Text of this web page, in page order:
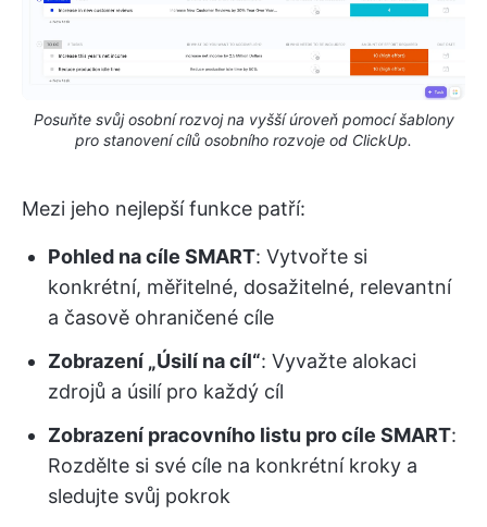
Posuňte svůj osobní rozvoj na vyšší úroveň pomocí šablony
pro stanovení cílů osobního rozvoje od ClickUp.
Mezi jeho nejlepší funkce patří:
Pohled na cíle SMART: Vytvořte si
konkrétní, měřitelné, dosažitelné, relevantní
a časově ohraničené cíle
Zobrazení „Úsilí na cíl“: Vyvažte alokaci
zdrojů a úsilí pro každý cíl
Zobrazení pracovního listu pro cíle SMART:
Rozdělte si své cíle na konkrétní kroky a
sledujte svůj pokrok